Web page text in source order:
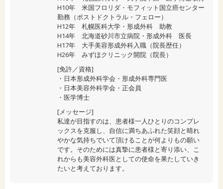
H10年 米国フロリダ・モフィット国立癌センター
勤務（ポストドクトラル・フェロー）
H12年 札幌医科大学・形成外科 助教
H14年 北海道砂川市立病院・形成外科 医長
H17年 大手美容形成外科入職（院長歴任）
H26年 みずほクリニック開院（院長）
[免許／資格]
・日本形成外科学会・形成外科専門医
・日本美容外科学会・正会員
・医学博士
[メッセージ]
私達が目指すのは、患者様一人ひとりのコンプレ
ックスを克服し、自信に満ちあふれた笑顔と晴れ
やかな気持ちでいて頂けることが何よりもの願い
です。そのためには真摯に患者様と寄り添い、こ
れからも美容外科医としての使命を果たしていき
たいと考えております。